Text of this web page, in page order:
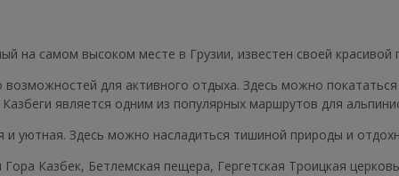
на самом высоком месте в Грузии, известен своей
для активного отдыха. Здесь можно
является одним из популярных маршрутов для
уютная. Здесь можно насладиться тишиной природы и
Казбек, Бетлемская пещера, Гергетская Троицкая